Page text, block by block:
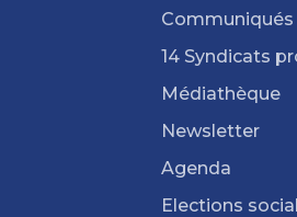
Communiqués
14 Syndicats
Médiathèque
Newsletter
Agenda
Elections